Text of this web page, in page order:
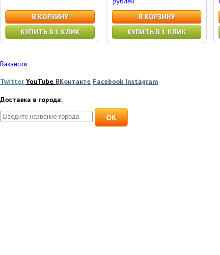
В КОРЗИНУ
КУПИТЬ В 1 КЛИК
В КОРЗИНУ
КУПИТЬ В 1 КЛИК
Вакансии
Twitter YouTube ВКонтакте Facebook Instagram
Доставка в города:
OK